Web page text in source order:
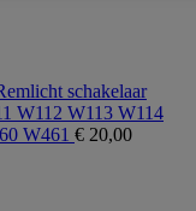
schakelaar
W112 W113 W114
W461 € 20,00